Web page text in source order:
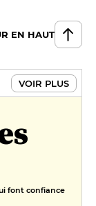
EN HAUT
VOIR PLUS
font confiance